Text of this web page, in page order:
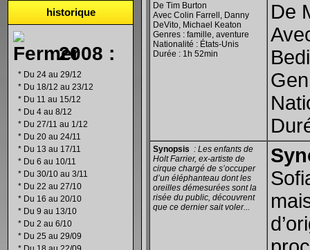
historique
2008 :
* Du 24 au 29/12
* Du 18/12 au 23/12
* Du 11 au 15/12
* Du 4 au 8/12
* Du 27/11 au 1/12
* Du 20 au 24/11
* Du 13 au 17/11
* Du 6 au 10/11
* Du 30/10 au 3/11
* Du 22 au 27/10
* Du 16 au 20/10
* Du 9 au 13/10
* Du 2 au 6/10
* Du 25 au 29/09
De Tim Burton
Avec Colin Farrell, Danny
DeVito, Michael Keaton
Genres : famille, aventure
Nationalité : États-Unis
Durée : 1h 52min
De
Synopsis : Les enfants de
Holt Farrier, ex-artiste de
cirque chargé de s’occuper
d’un éléphanteau dont les
oreilles démesurées sont la
risée du public, découvrent
que ce dernier sait voler...